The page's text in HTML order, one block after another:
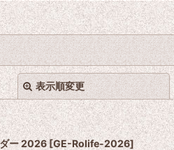
表示順変更 閉じる
ー 2026[GE-Rolife-2026]